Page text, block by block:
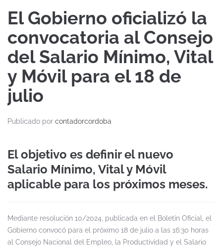
El Gobierno oficializó la
convocatoria al Consejo
del Salario Mínimo, Vital
y Móvil para el 18 de
julio
Publicado por contadorcordoba
El objetivo es definir el nuevo
Salario Mínimo, Vital y Móvil
aplicable para los próximos meses.
Mediante resolución 10/2024, publicada en el Boletín Oficial, el
Gobierno convocó para el próximo 18 de julio a las 16:30 horas
al Consejo Nacional del Empleo, la Productividad y el Salario